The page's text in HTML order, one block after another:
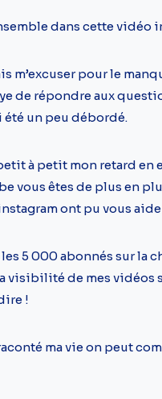
dans cette vidéo
m’excuser pour le
de répondre aux
été un peu débordé.
à petit mon retard en
vous êtes de plus en
ont pu vous
5 000 abonnés sur la
visibilité de mes vidéos
!
ma vie on peut